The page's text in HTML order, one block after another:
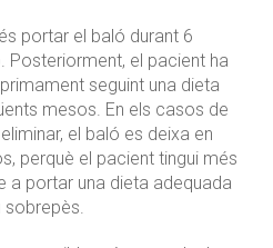
portar el baló durant 6
Posteriorment, el pacient ha
seguint una dieta
mesos. En els casos de
el baló es deixa en
perquè el pacient tingui més
a portar una dieta adequada
sobrepès.